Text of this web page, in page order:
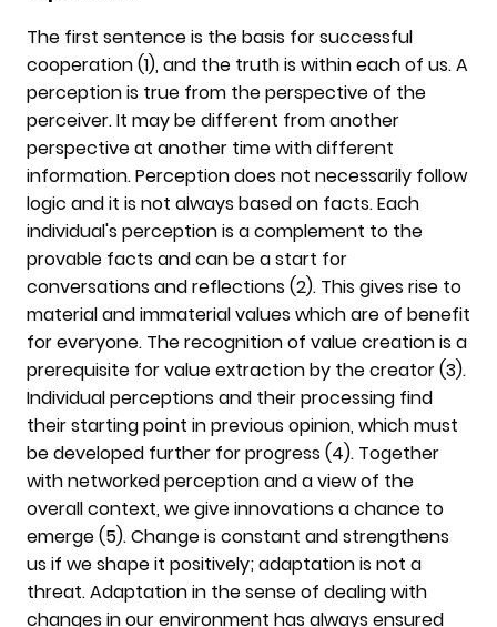
The first sentence is the basis for successful
cooperation (1), and the truth is within each of us. A
perception is true from the perspective of the
perceiver. It may be different from another
perspective at another time with different
information. Perception does not necessarily follow
logic and it is not always based on facts. Each
individual's perception is a complement to the
provable facts and can be a start for
conversations and reflections (2). This gives rise to
material and immaterial values which are of benefit
for everyone. The recognition of value creation is a
prerequisite for value extraction by the creator (3).
Individual perceptions and their processing find
their starting point in previous opinion, which must
be developed further for progress (4). Together
with networked perception and a view of the
overall context, we give innovations a chance to
emerge (5). Change is constant and strengthens
us if we shape it positively; adaptation is not a
threat. Adaptation in the sense of dealing with
changes in our environment has always ensured